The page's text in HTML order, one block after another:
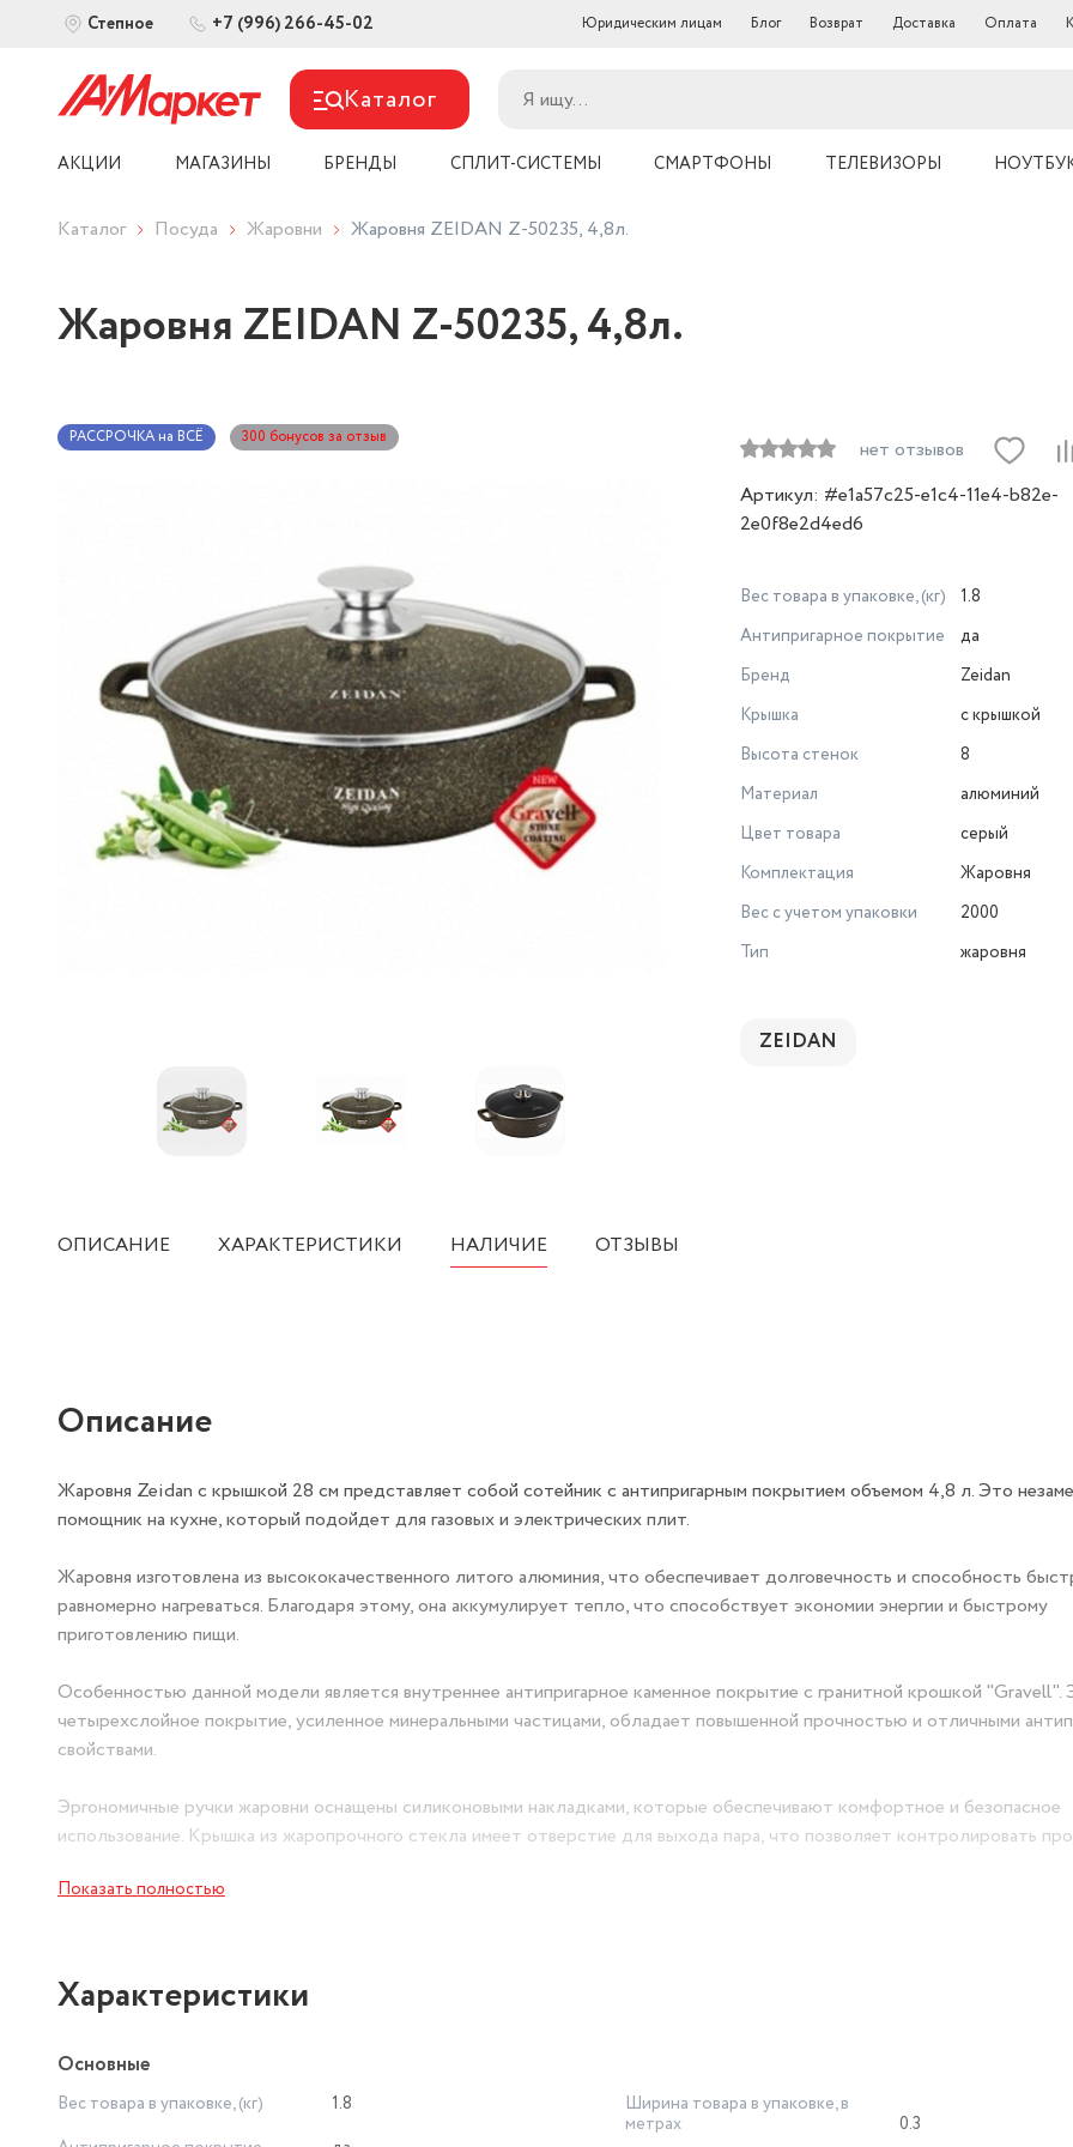
Степное +7 (996) 266-45-02 Юридическим лицам Блог Возврат Доставка Оплата
Каталог
АКЦИИ МАГАЗИНЫ БРЕНДЫ СПЛИТ-СИСТЕМЫ СМАРТФОНЫ ТЕЛЕВИЗОРЫ
Каталог Посуда Жаровни Жаровня ZEIDAN Z-50235, 4,8л.
Жаровня ZEIDAN Z-50235, 4,8л.
РАССРОЧКА на ВСЁ 300 бонусов за отзыв
нет отзывов
Артикул: #e1a57c25-e1c4-11e4-b82e-
2e0f8e2d4ed6
Вес товара в упаковке, (кг)
1.8
Антипригарное покрытие
да
Бренд
Zeidan
Крышка
с крышкой
Высота стенок
8
Материал
алюминий
Цвет товара
серый
Комплектация
Жаровня
Вес с учетом упаковки
2000
Тип
жаровня
ZEIDAN
ОПИСАНИЕ ХАРАКТЕРИСТИКИ НАЛИЧИЕ ОТЗЫВЫ
Описание
Жаровня Zeidan с крышкой 28 см представляет собой сотейник с антипригарным покрытием объемом 4,8 л. Это
помощник на кухне, который подойдет для газовых и электрических плит.
Жаровня изготовлена из высококачественного литого алюминия, что обеспечивает долговечность и способность
равномерно нагреваться. Благодаря этому, она аккумулирует тепло, что способствует экономии энергии и быстрому
приготовлению пищи.
Особенностью данной модели является внутреннее антипригарное каменное покрытие с гранитной крошкой "Gravell".
четырехслойное покрытие, усиленное минеральными частицами, обладает повышенной прочностью и отличными
свойствами.
Эргономичные ручки жаровни оснащены силиконовыми накладками, которые обеспечивают комфортное и безопасное
использование. Крышка из жаропрочного стекла имеет отверстие для выхода пара, что позволяет контролировать
Упаковка товара выполнена в виде подарочной коробки с пластиковой ручкой, что делает его отличным вариантом для
Показать полностью
Характеристики
Основные
Вес товара в упаковке, (кг)
1.8
Ширина товара в упаковке, в
метрах
0.3